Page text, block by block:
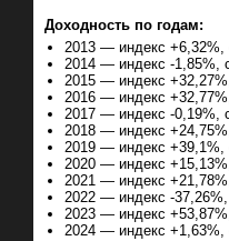
Доходность по годам:
2013 — индекс +6,32%,
2014 — индекс -1,85%,
2015 — индекс
2016 — индекс
2017 — индекс -0,19%,
2018 — индекс
2019 — индекс +39,1%,
2020 — индекс
2021 — индекс
2022 — индекс -37,26%,
2023 — индекс
2024 — индекс +1,63%,